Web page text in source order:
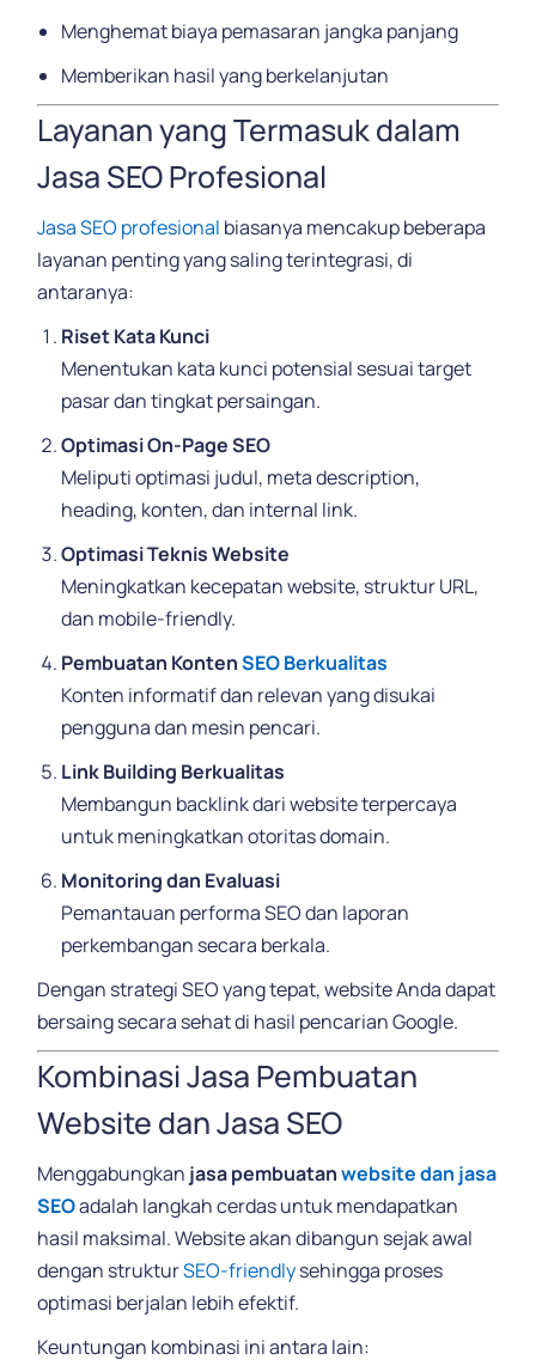
Menghemat biaya pemasaran jangka panjang
Memberikan hasil yang berkelanjutan
Layanan yang Termasuk dalam
Jasa SEO Profesional
Jasa SEO profesional biasanya mencakup beberapa
layanan penting yang saling terintegrasi, di
antaranya:
Riset Kata Kunci
Menentukan kata kunci potensial sesuai target
pasar dan tingkat persaingan.
Optimasi On-Page SEO
Meliputi optimasi judul, meta description,
heading, konten, dan internal link.
Optimasi Teknis Website
Meningkatkan kecepatan website, struktur URL,
dan mobile-friendly.
Pembuatan KontenSEO Berkualitas
Konten informatif dan relevan yang disukai
pengguna dan mesin pencari.
Link Building Berkualitas
Membangun backlink dari website terpercaya
untuk meningkatkan otoritas domain.
Monitoring dan Evaluasi
Pemantauan performa SEO dan laporan
perkembangan secara berkala.
Dengan strategi SEO yang tepat, website Anda dapat
bersaing secara sehat di hasil pencarian Google.
Kombinasi Jasa Pembuatan
Website dan Jasa SEO
Menggabungkan jasa pembuatanwebsite dan jasa
SEOadalah langkah cerdas untuk mendapatkan
hasil maksimal. Website akan dibangun sejak awal
dengan strukturSEO-friendlysehingga proses
optimasi berjalan lebih efektif.
Keuntungan kombinasi ini antara lain: